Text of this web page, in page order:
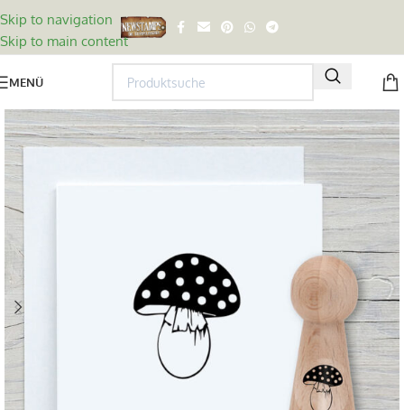
Skip to navigation
Skip to main content
MENÜ